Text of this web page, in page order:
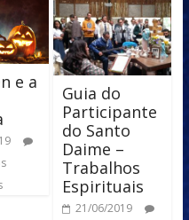
e a
Guia do
Participante
do Santo
Daime –
Trabalhos
Espirituais
21/06/2019